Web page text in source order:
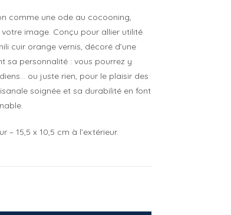
comme une ode au cocooning,
image. Conçu pour allier utilité
cuir orange vernis, décoré d’une
sa personnalité : vous pourrez y
ou juste rien, pour le plaisir des
soignée et sa durabilité en font
– 15,5 x 10,5 cm à l’extérieur.